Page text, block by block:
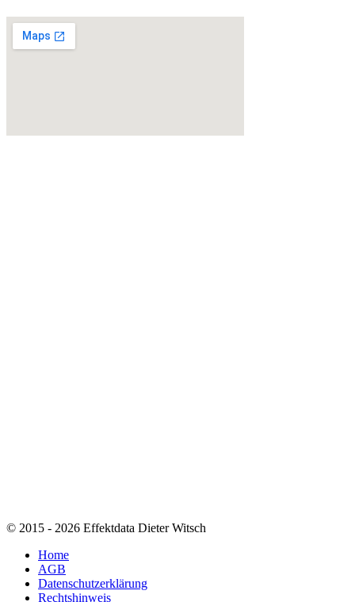
© 2015 - 2026 Effektdata Dieter Witsch
Home
AGB
Datenschutzerklärung
Rechtshinweis